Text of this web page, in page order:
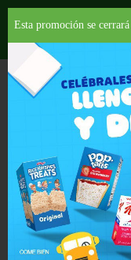
Departamentos
PROVISIONES
COLCAFE
3.8 OZ
$3.99
Esta promoción se